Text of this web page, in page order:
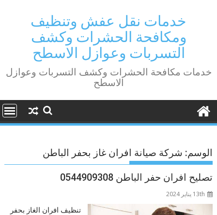
خدمات نقل عفش وتنظيف
ومكافحة الحشرات وكشف
التسربات وعوازل الاسطح
خدمات مكافحة الحشرات وكشف التسربات وعوازل
الاسطح
الوسم: شركة صيانة افران غاز بحفر الباطن
تصليح افران حفر الباطن 0544909308
13th يناير 2024
تنظيف افران الغاز بحفر